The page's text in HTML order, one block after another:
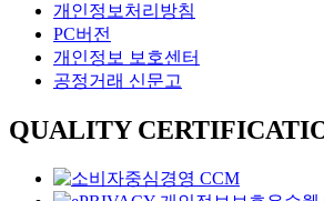
개인정보처리방침
PC버전
개인정보 보호센터
공정거래 신문고
QUALITY